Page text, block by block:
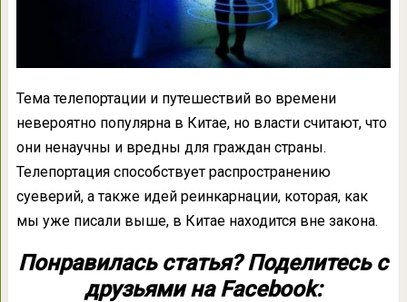
Тема телепортации и путешествий во времени
невероятно популярна в Китае, но власти считают, что
они ненаучны и вредны для граждан страны.
Телепортация способствует распространению
суеверий, а также идей реинкарнации, которая, как
мы уже писали выше, в Китае находится вне закона.
Понравилась статья? Поделитесь с
друзьями на Facebook: